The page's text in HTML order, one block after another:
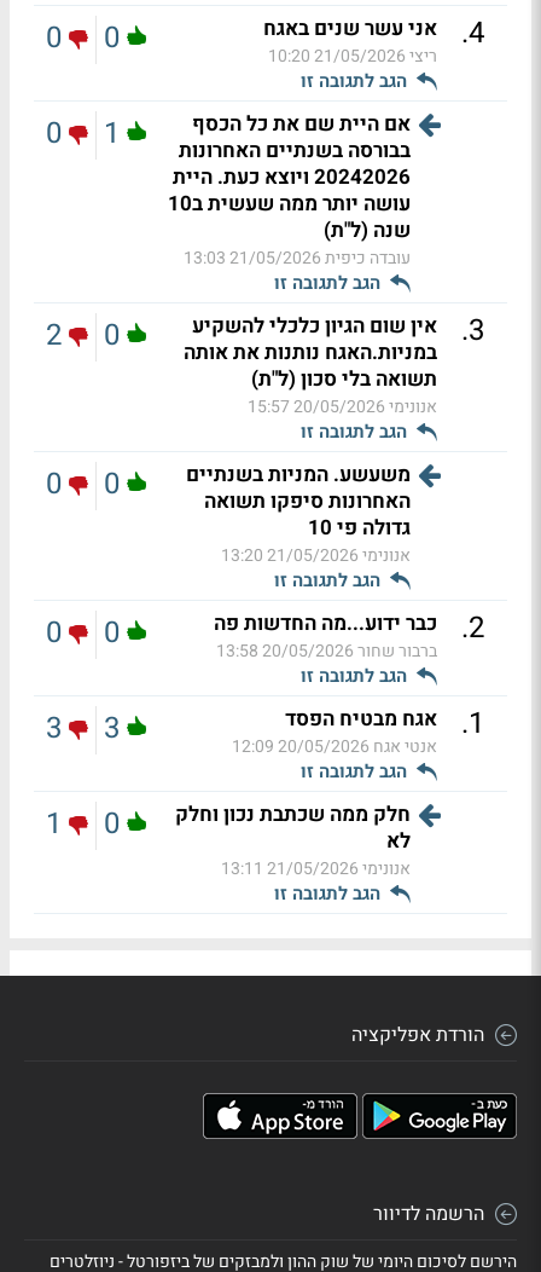
4
. אני עשר שנים באגח
ריצי21/05/2026 10:20
הגב לתגובה זו
0
0
אם היית שם את כל הכסף
בבורסה בשנתיים האחרונות
20242026 ויוצא כעת. היית
עושה יותר ממה שעשית ב10
שנה (ל"ת)
עובדה כיפית21/05/2026 13:03
הגב לתגובה זו
1
0
3
.
אין שום הגיון כלכלי להשקיע
במניות.האגח נותנות את אותה
תשואה בלי סכון (ל"ת)
אנונימי20/05/2026 15:57
הגב לתגובה זו
0
2
משעשע. המניות בשנתיים
האחרונות סיפקו תשואה
גדולה פי 10
אנונימי21/05/2026 13:20
הגב לתגובה זו
0
0
2
. כבר ידוע...מה החדשות פה
ברבור שחור20/05/2026 13:58
הגב לתגובה זו
0
0
1
. אגח מבטיח הפסד
אנטי אגח 20/05/2026 12:09
הגב לתגובה זו
3
3
חלק ממה שכתבת נכון וחלק
לא
אנונימי21/05/2026 13:11
הגב לתגובה זו
0
1
הורדת אפליקציה
הרשמה לדיוור
הירשם לסיכום היומי של שוק ההון ולמבזקים של ביזפורטל - ניוזלטרים